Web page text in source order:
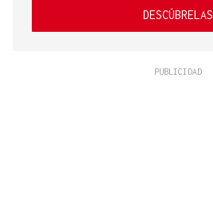
DESCÚBRELAS